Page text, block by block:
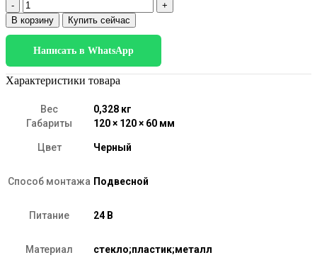
Количество
товара
Esthetic
Трековый
светильник
7W
(чёрный)
85124/01
В корзину Купить сейчас
Написать в WhatsApp
Характеристики товара
Вес
0,328 кг
Габариты
120 × 120 × 60 мм
Цвет Черный
Способ монтажа Подвесной
Питание 24 В
Материал стекло;пластик;металл